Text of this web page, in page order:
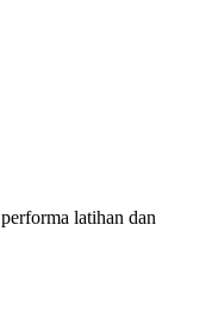
latihan dan